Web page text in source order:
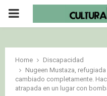
PRIMARY
Home
Discapacidad
Nugeen Mustaza,
cambiado completamente.
atrapada en un lugar con